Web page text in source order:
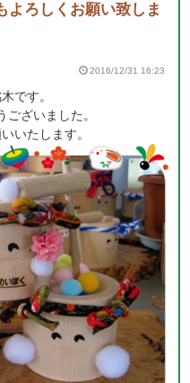
よろしくお願い致しま
2016/12/31 16:23
です。
ざいました。
いたします。